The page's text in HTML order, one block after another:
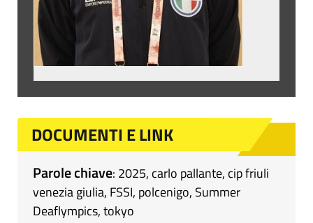
DOCUMENTI E LINK
Parole chiave: 2025, carlo pallante, cip friuli
venezia giulia, FSSI, polcenigo, Summer
Deaflympics,tokyo